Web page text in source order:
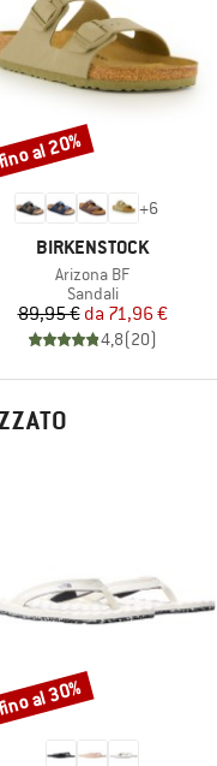
+6
MARCHIO
BIRKENSTOCK
Articolo
Arizona BF
Gruppo di prodotti
Sandali
Prezzo
89,95 € Prezzo ridotto
da 71,96 €
4,8(20)
al 20%
al 30%